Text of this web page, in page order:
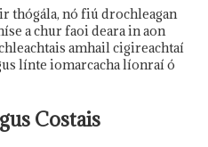
thógála, nó fiú drochleagan
a chur faoi deara in aon
amhail cigireachtaí
línte iomarcacha líonraí ó
Costais